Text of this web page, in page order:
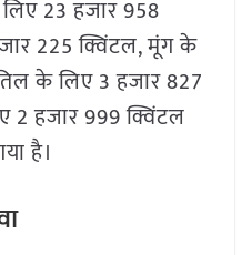
23 हजार 958
225 क्विंटल, मूंग के
के लिए 3 हजार 827
2 हजार 999 क्विंटल
है।